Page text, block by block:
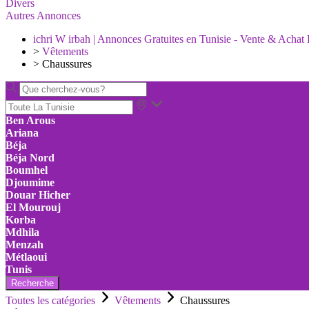
Divers
Autres Annonces
ichri W irbah | Annonces Gratuites en Tunisie - Vente & Achat
> Vêtements
> Chaussures
Ben Arous
Ariana
Béja
Béja Nord
Boumhel
Djoumime
Douar Hicher
El Mourouj
Korba
Mdhila
Menzah
Métlaoui
Tunis
Recherche
Toutes les catégories Vêtements
Chaussures